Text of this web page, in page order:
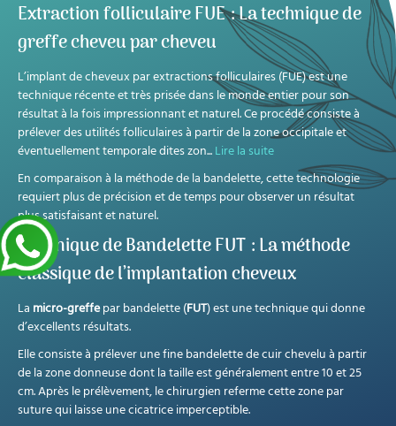
Extraction folliculaire FUE : La technique de
greffe cheveu par cheveu
L’implant de cheveux par extractions folliculaires (FUE) est une
technique récente et très prisée dans le monde entier pour son
résultat à la fois impressionnant et naturel. Ce procédé consiste à
prélever des utilités folliculaires à partir de la zone occipitale et
éventuellement temporale dites zon...Lire la suite
En comparaison à la méthode de la bandelette, cette technologie
requiert plus de précision et de temps pour observer un résultat
plus satisfaisant et naturel.
Technique de Bandelette FUT : La méthode
classique de l’implantation cheveux
La micro-greffepar bandelette (FUT) est une technique qui donne
d’excellents résultats.
Elle consiste à prélever une fine bandelette de cuir chevelu à partir
de la zone donneuse dont la taille est généralement entre 10 et 25
cm. Après le prélèvement, le chirurgien referme cette zone par
suture qui laisse une cicatrice imperceptible.